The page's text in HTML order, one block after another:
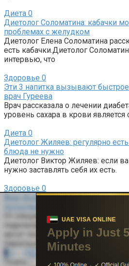
Диета 0
Диетолог Соломатина: кабачки
проблемах с желудком
Диетолог Елена Соломатина
есть кабачки.Диетолог
интервью, что
Здоровье 0
Эти 3 напитка вызывают
врач Гуреева
Врач рассказала о лечении
уровень сахара в крови является
Диета 0
Диетолог Жиляев: регулярно
блюда не нужно
Диетолог Виктор Жиляев: если
нужно заставлять себя их есть.
Здоровье 0
Врач Андреева раскрывает
От специальных
поделилась различными
могут помочь справиться
Навигация по записям
Далее
Поиск: